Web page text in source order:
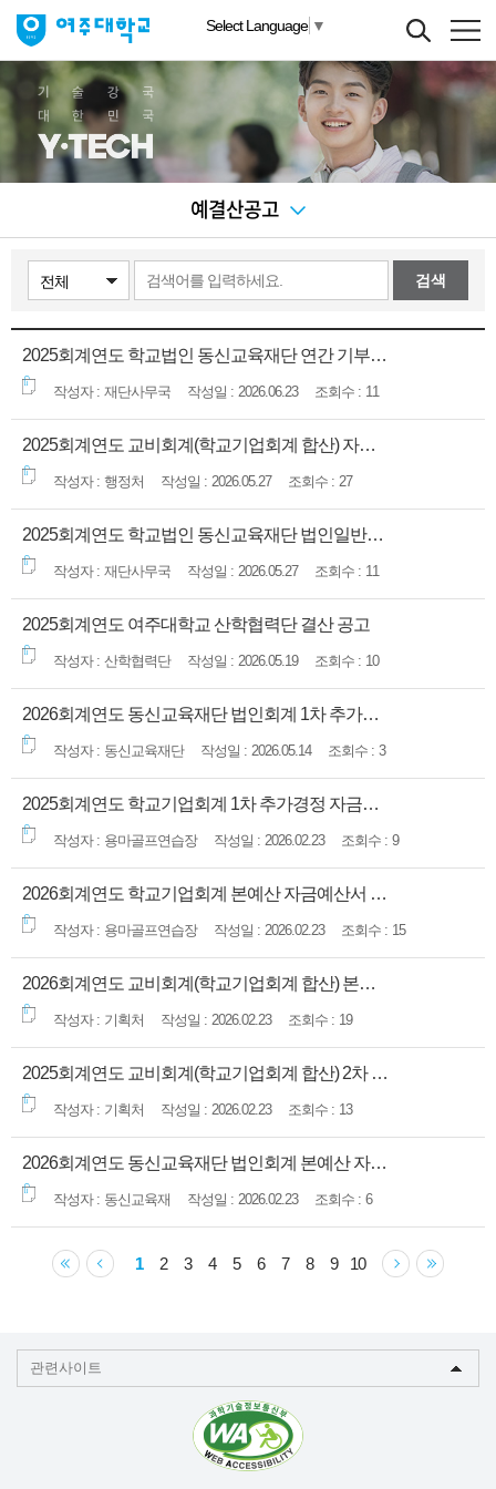
Select Language ▼
예결산공고
검색
2025회계연도 학교법인 동신교육재단 연간 기부금 모금액 및 활용실적 공개
재단사무국 2026.06.23 11
2025회계연도 교비회계(학교기업회계 합산) 자금결산서 공고
행정처 2026.05.27 27
2025회계연도 학교법인 동신교육재단 법인일반업무 자금결산 공고
재단사무국 2026.05.27 11
2025회계연도 여주대학교 산학협력단 결산 공고
산학협력단 2026.05.19 10
2026회계연도 동신교육재단 법인회계 1차 추가경정 자금예산 공고
동신교육재단 2026.05.14 3
2025회계연도 학교기업회계 1차 추가경정 자금예산 공고
용마골프연습장 2026.02.23 9
2026회계연도 학교기업회계 본예산 자금예산서 공고
용마골프연습장 2026.02.23 15
2026회계연도 교비회계(학교기업회계 합산) 본예산 자금예산서 공고
기획처 2026.02.23 19
2025회계연도 교비회계(학교기업회계 합산) 2차 추가경정 자금예산서 공고
기획처 2026.02.23 13
2026회계연도 동신교육재단 법인회계 본예산 자금예산 공고
동신교육재 2026.02.23 6
1 2 3 4 5 6 7 8 9 10
관련사이트